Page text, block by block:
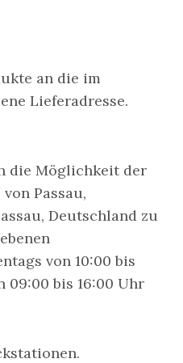
an die im
Lieferadresse.
die Möglichkeit der
Passau,
Deutschland zu
von 10:00 bis
09:00 bis 16:00 Uhr